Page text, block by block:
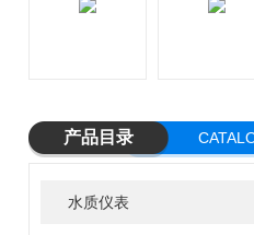
产品目录
水质仪表